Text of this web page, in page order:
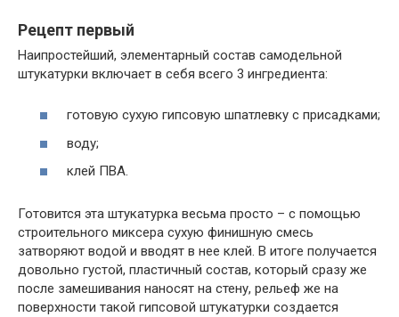
Рецепт первый
Наипростейший, элементарный состав самодельной
штукатурки включает в себя всего 3 ингредиента:
готовую сухую гипсовую шпатлевку с присадками;
воду;
клей ПВА.
Готовится эта штукатурка весьма просто – с помощью
строительного миксера сухую финишную смесь
затворяют водой и вводят в нее клей. В итоге получается
довольно густой, пластичный состав, который сразу же
после замешивания наносят на стену, рельеф же на
поверхности такой гипсовой штукатурки создается